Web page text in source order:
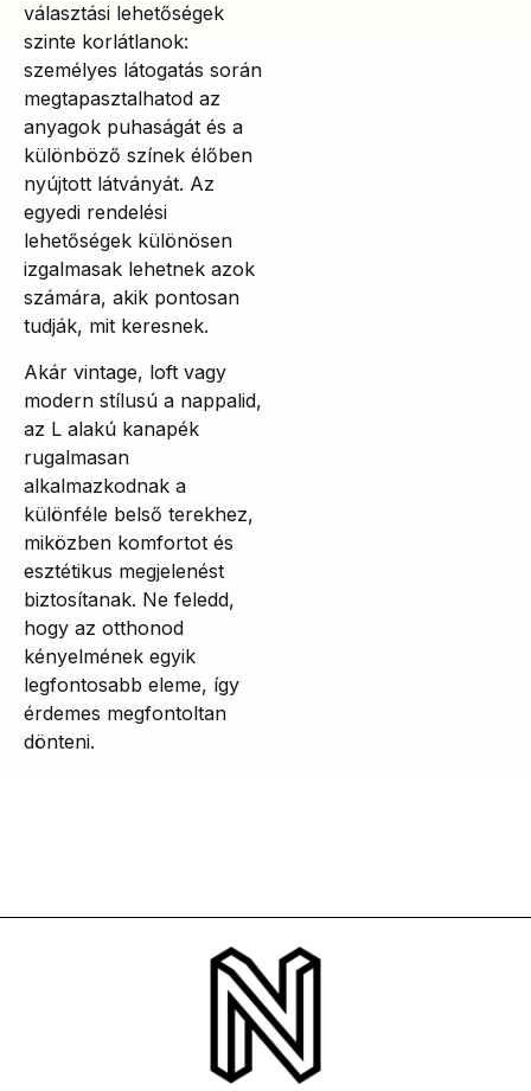
választási lehetőségek
szinte korlátlanok:
személyes látogatás során
megtapasztalhatod az
anyagok puhaságát és a
különböző színek élőben
nyújtott látványát. Az
egyedi rendelési
lehetőségek különösen
izgalmasak lehetnek azok
számára, akik pontosan
tudják, mit keresnek.
Akár vintage, loft vagy
modern stílusú a nappalid,
az L alakú kanapék
rugalmasan
alkalmazkodnak a
különféle belső terekhez,
miközben komfortot és
esztétikus megjelenést
biztosítanak. Ne feledd,
hogy az otthonod
kényelmének egyik
legfontosabb eleme, így
érdemes megfontoltan
dönteni.